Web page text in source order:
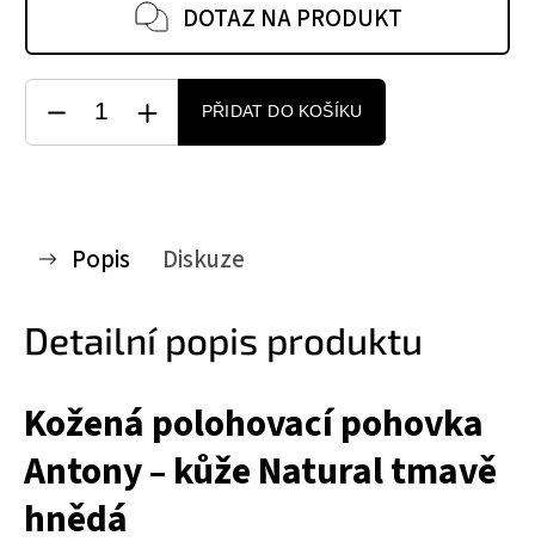
DOTAZ NA PRODUKT
PŘIDAT DO KOŠÍKU
Popis Diskuze
Detailní popis produktu
Kožená polohovací pohovka
Antony – kůže Natural tmavě
hnědá